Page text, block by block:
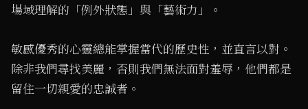
場域理解的「例外狀態」與「藝術力」。
敏感優秀的心靈總能掌握當代的歷史性，並直言以對。
除非我們尋找美麗，否則我們無法面對羞辱，他們都是
留住一切親愛的忠誠者。